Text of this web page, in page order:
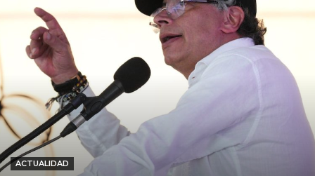
ACTUALIDAD